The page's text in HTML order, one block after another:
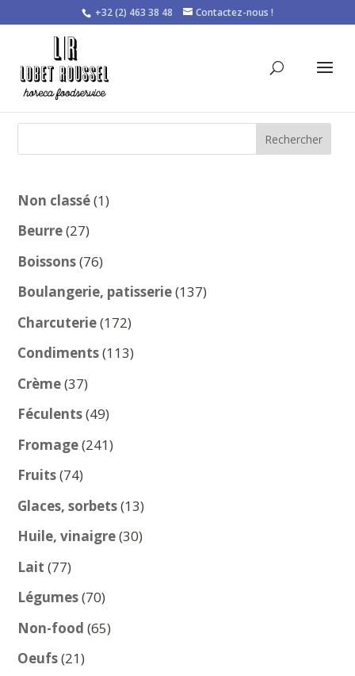
+32 (2) 463 38 48 Contactez-nous !
Rechercher
Non classé 11
Beurre 2727
produits
Boissons 7676
produits
Boulangerie, patisserie 137137
Charcuterie 172172
produits
Condiments 113113
Crème 3737
produits
Féculents 4949
produits
Fromage 241241
Fruits 7474
produits
Glaces, sorbets 1313
produits
Huile, vinaigre 3030
Lait 7777
produits
Légumes 7070
produits
Non-food 6565
Oeufs 2121